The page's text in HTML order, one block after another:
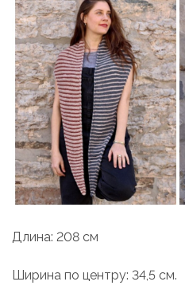
Длина: 208 см
Ширина по центру: 34,5 см.